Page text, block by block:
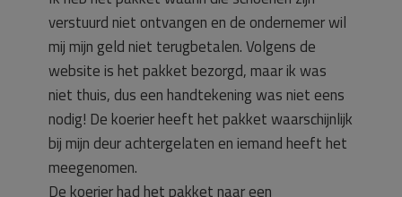
verstuurd niet ontvangen en de ondernemer wil
mij mijn geld niet terugbetalen. Volgens de
website is het pakket bezorgd, maar ik was
niet thuis, dus een handtekening was niet eens
nodig! De koerier heeft het pakket waarschijnlijk
bij mijn deur achtergelaten en iemand heeft het
meegenomen.
De koerier had het pakket naar een